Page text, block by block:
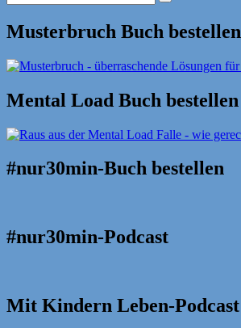
nach:
Suche
Musterbruch Buch bestellen
Mental Load Buch bestellen
#nur30min-Buch bestellen
#nur30min-Podcast
Mit Kindern Leben-Podcast